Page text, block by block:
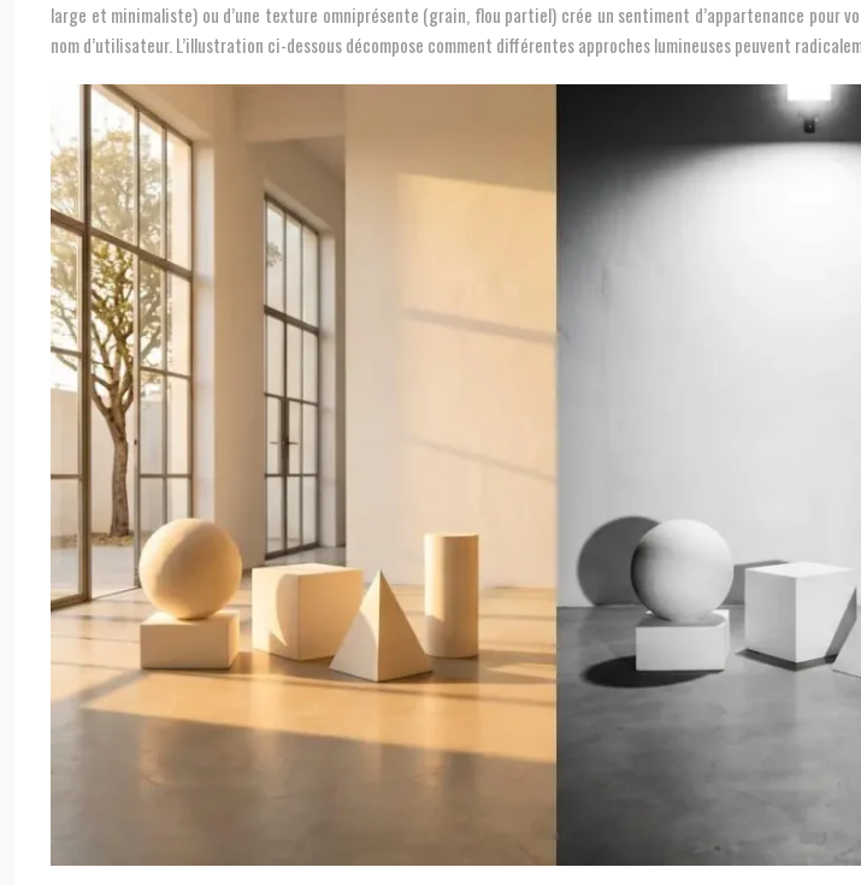
large et minimaliste) ou d’une texture omniprésente (grain, flou partiel) crée un sentiment d’appartenance pour
nom d’utilisateur. L’illustration ci-dessous décompose comment différentes approches lumineuses peuvent